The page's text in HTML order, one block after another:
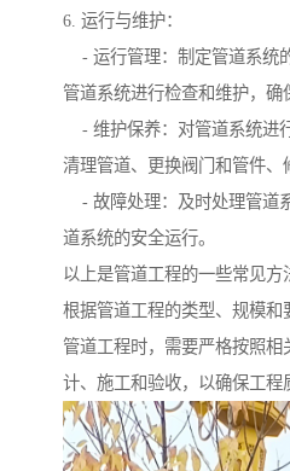
6. 运行与维护：
- 运行管理：制定管道系统
管道系统进行检查和维护，确
- 维护保养：对管道系统进
清理管道、更换阀门和管件、
- 故障处理：及时处理管道
道系统的安全运行。
以上是管道工程的一些常见
根据管道工程的类型、规模
管道工程时，需要严格按照相
计、施工和验收，以确保工程